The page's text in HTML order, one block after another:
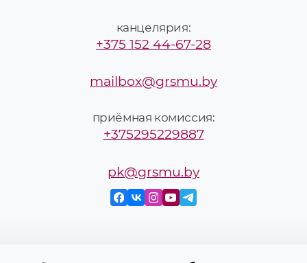
канцелярия:
+375 152 44-67-28
mailbox@grsmu.by
приёмная комиссия:
+375295229887
pk@grsmu.by